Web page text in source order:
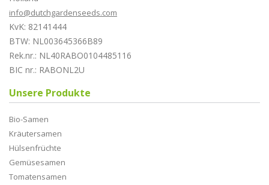
info@dutchgardenseeds.com
KvK: 82141444
BTW: NL003645366B89
Rek.nr.: NL40RABO0104485116
BIC nr.: RABONL2U
Unsere Produkte
Bio-Samen
Kräutersamen
Hülsenfrüchte
Gemüsesamen
Tomatensamen